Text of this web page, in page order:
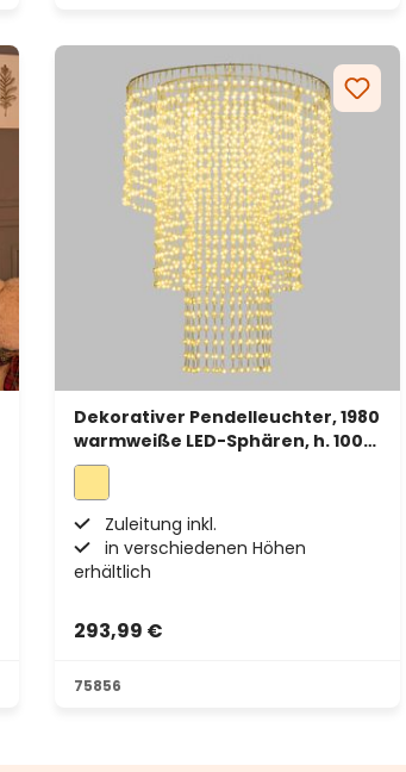
Dekorativer Pendelleuchter, 1980
warmweiße LED-Sphären, h. 100
cm
Zuleitung inkl.
in verschiedenen Höhen
erhältlich
293,99 €
75856